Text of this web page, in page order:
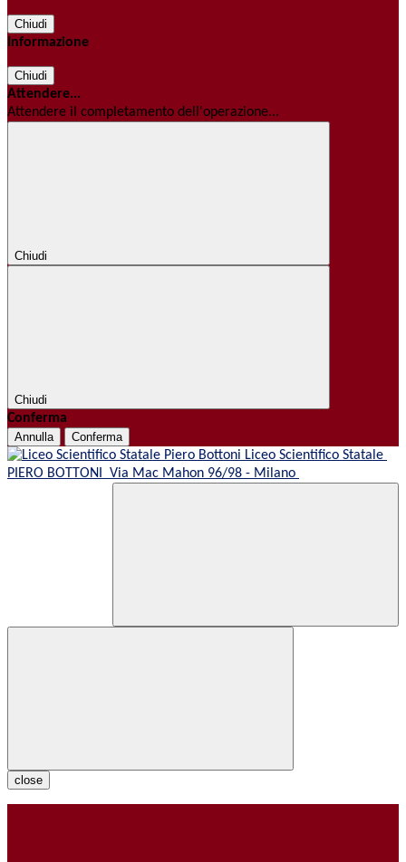
Chiudi
Informazione
Chiudi
Attendere...
Attendere il completamento dell'operazione...
Chiudi
Chiudi
Conferma
Annulla Conferma
Liceo Scientifico Statale
PIERO BOTTONI Via Mac Mahon 96/98 - Milano
close